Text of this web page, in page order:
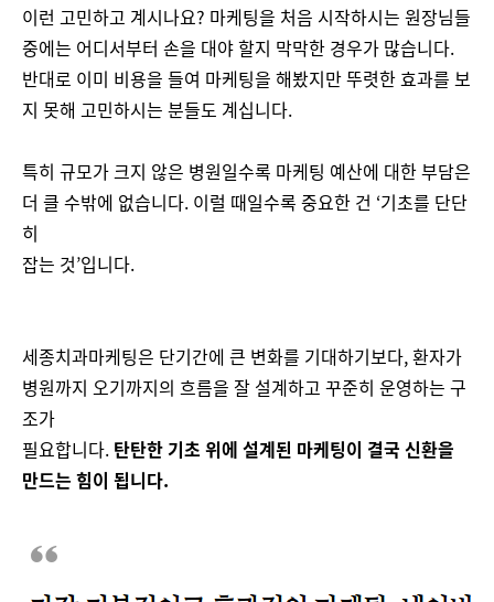
이런 고민하고 계시나요? 마케팅을 처음 시작하시는 원장님들
중에는 어디서부터 손을 대야 할지 막막한 경우가 많습니다.
반대로 이미 비용을 들여 마케팅을 해봤지만 뚜렷한 효과를 보
지 못해 고민하시는 분들도 계십니다.
특히 규모가 크지 않은 병원일수록 마케팅 예산에 대한 부담은
더 클 수밖에 없습니다. 이럴 때일수록 중요한 건 ‘기초를 단단
히
잡는 것’입니다.
세종치과마케팅은 단기간에 큰 변화를 기대하기보다, 환자가
병원까지 오기까지의 흐름을 잘 설계하고 꾸준히 운영하는 구
조가
필요합니다. 탄탄한 기초 위에 설계된 마케팅이 결국 신환을
만드는 힘이 됩니다.